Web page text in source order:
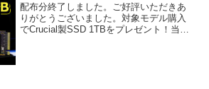
配布分終了しました。ご好評いただきあ
りがとうございました。対象モデル購入
でCrucial製SSD 1TBをプレゼント！当店